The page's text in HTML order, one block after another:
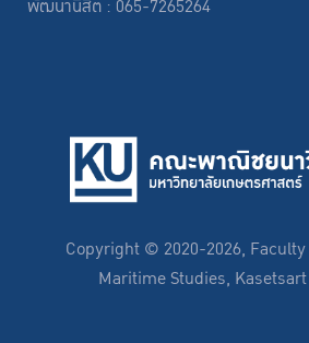
พัฒนานิสิต : 065-7265264
Copyright © 2020-2026,
Maritime Studies,